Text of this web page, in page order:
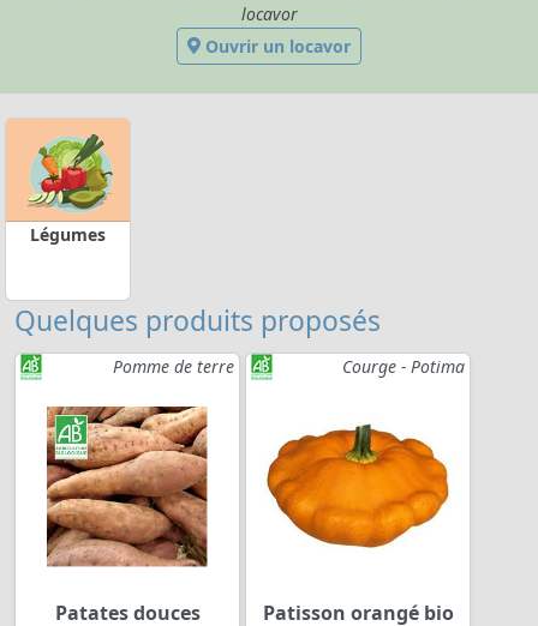
locavor
Ouvrir un locavor
Légumes
Quelques produits proposés
Pomme de terre
Patates douces
Courge - Potima
Patisson orangé bio